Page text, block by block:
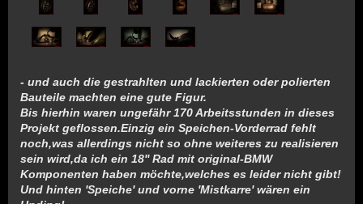
- und auch die gestrahlten und lackierten oder polierten
Bauteile machten eine gute Figur.
Bis hierhin waren ungefähr 170 Arbeitsstunden in dieses
Projekt geflossen.Einzig ein Speichen-Vorderrad fehlt
noch,was allerdings nicht so ohne weiteres zu realisieren
sein wird,da ich ein 18'' Rad mit original-BMW
Komponenten haben möchte,welches es leider nicht gibt!
Und hinten 'Speiche' und vorne 'Mistkarre' wären ein